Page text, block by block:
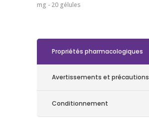
mg - 20 gélules
Propriétés pharmacologiques
Avertissements et précautions
Conditionnement